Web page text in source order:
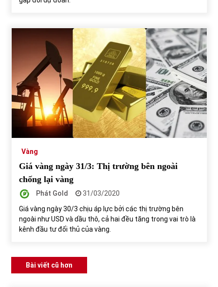
Vàng
Giá vàng ngày 31/3: Thị trường bên ngoài
chống lại vàng
Phát Gold
31/03/2020
Giá vàng ngày 30/3 chịu áp lực bởi các thị trường bên
ngoài như USD và dầu thô, cả hai đều tăng trong vai trò là
kênh đầu tư đối thủ của vàng.
ĐiềuBài viết cũ hơn